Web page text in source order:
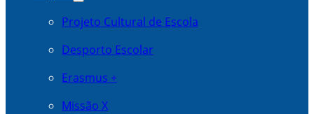
Projeto Cultural de Escola
Desporto Escolar
Erasmus +
Missão X